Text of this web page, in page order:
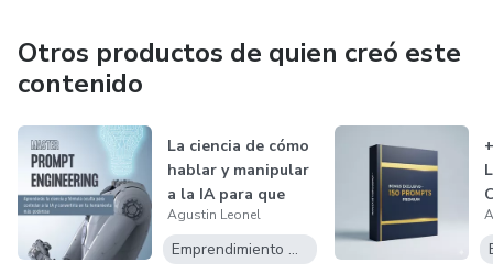
Otros productos de quien creó este
contenido
La ciencia de cómo
hablar y manipular
a la IA para que
traba...
Agustin Leonel
Emprendimiento Digital